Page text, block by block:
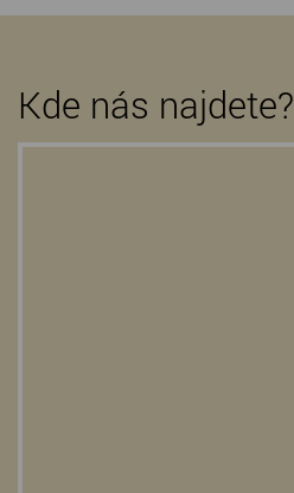
Kde nás najdete?